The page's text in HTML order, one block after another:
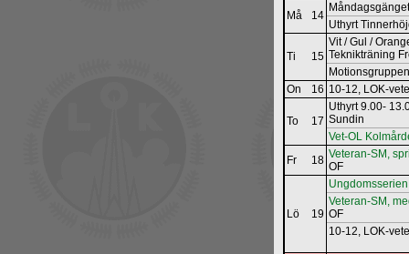
Må
14
Uthyrt
Ti 15
Vit / Gul /
Teknikträning
On
16 10-12,
To 17
Uthyrt 9.00-
Sundin
Vet-OL
Fr
18 Veteran-SM,
OF
Lö 19
Veteran-SM,
OF
10-12,